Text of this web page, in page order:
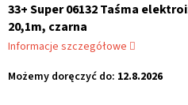
Możemy doręczyć do: 12.8.2026
33+ Super 06132 Taśma
20,1m, czarna
Informacje szczegółowe